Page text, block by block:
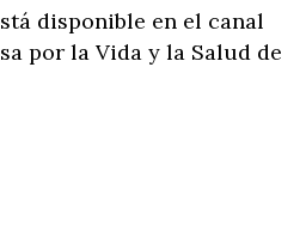
disponible en el canal
por la Vida y la Salud de